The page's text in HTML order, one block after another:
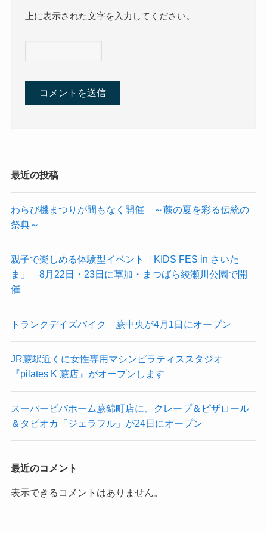
上に表示された文字を入力してください。
最近の投稿
わらび機まつりが間もなく開催 ～蕨の夏を彩る伝統の
祭典～
親子で楽しめる体験型イベント「KIDS FES in さいた
ま」 8月22日・23日に草加・まつばら綾瀬川公園で開
催
トランクデイズバイク 蕨中央が4月1日にオープン
JR蕨駅近くに女性専用マシンピラティススタジオ
『pilates K 蕨店』がオープンします
スーパービバホーム蕨錦町店に、クレープ＆ピザロール
＆タピオカ「ジェラフル」が24日にオープン
最近のコメント
表示できるコメントはありません。